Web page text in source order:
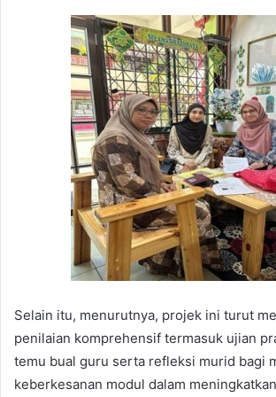
Selain itu, menurutnya, projek ini turut
penilaian komprehensif termasuk ujian
temu bual guru serta refleksi murid bagi
keberkesanan modul dalam